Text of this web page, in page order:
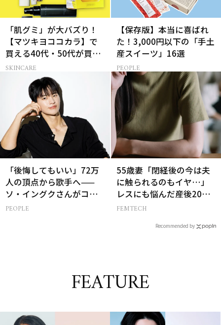
「肌グミ」が大バズり！
【マツキヨココカラ】で
買える40代・50代が買う
べき夏コスメ
SKINCARE
【保存版】本当に喜ばれ
た！3,000円以下の「手土
産スイーツ」16選
PEOPLE
「後悔してもいい」72万
人の頂点から歌手へ——
ソ・イングクさんがコツ
コツ頑張れる原動力とは
PEOPLE
55歳妻「閉経後の今は夫
に触られるのもイヤ…」
レスにも悩んだ産後20年
の葛藤
FEMTECH
Recommended by
FEATURE